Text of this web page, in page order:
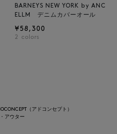
BARNEYS NEW YORK by ANC
ELLM デニムカバーオール
¥58,300
2 colors
（アドコンセプト）
アウター